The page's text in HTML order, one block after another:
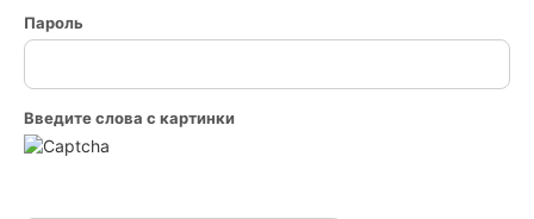
Пароль
Введите слова с картинки